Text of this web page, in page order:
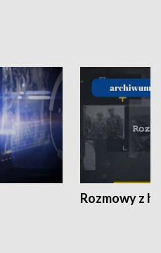
Rozmowy z